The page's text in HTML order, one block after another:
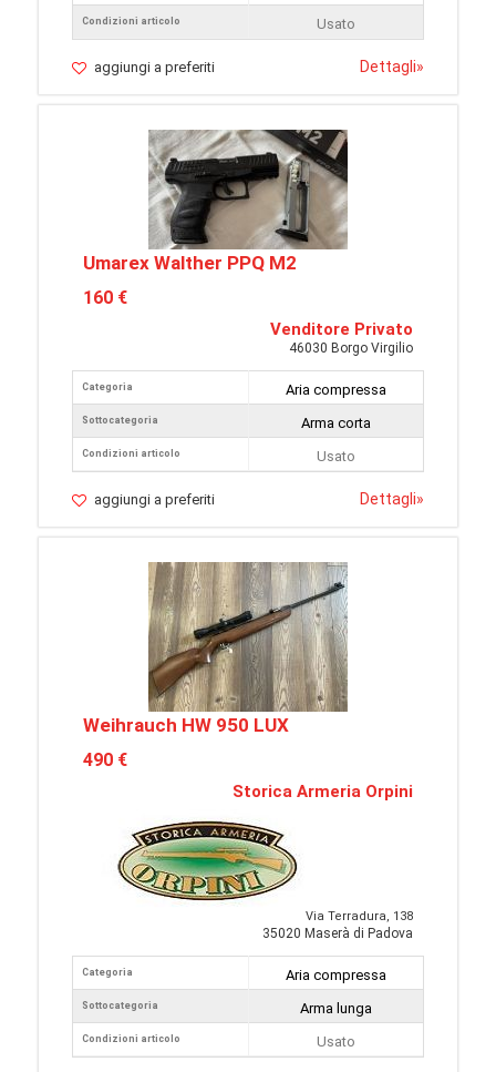
Condizioni articolo
Usato
aggiungi a preferiti Dettagli»
Umarex Walther PPQ M2
160 €
Venditore Privato
46030 Borgo Virgilio
Categoria
Sottocategoria
Condizioni articolo
Aria compressa
Arma corta
Usato
aggiungi a preferiti Dettagli»
Weihrauch HW 950 LUX
490 €
Storica Armeria Orpini
Via Terradura, 138
35020 Maserà di Padova
Categoria
Sottocategoria
Condizioni articolo
Aria compressa
Arma lunga
Usato